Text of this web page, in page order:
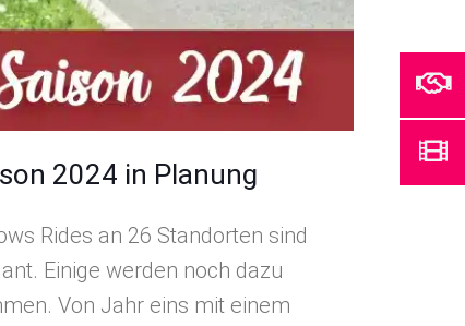
2024 in Planung
Rides an 26 Standorten sind
Einige werden noch dazu
Von Jahr eins mit einem